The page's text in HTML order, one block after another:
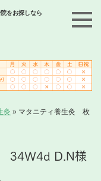
をお探しなら
灸 » マタニティ養生灸 枚
34Ｗ4d D.N様